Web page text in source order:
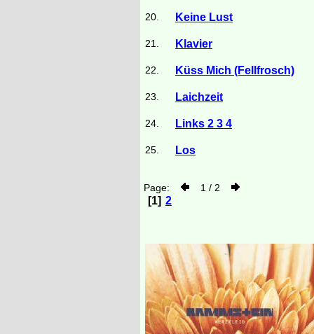
20. Keine Lust
21. Klavier
22. Küss Mich (Fellfrosch)
23. Laichzeit
24. Links 2 3 4
25. Los
Page: 1 / 2
[1] 2